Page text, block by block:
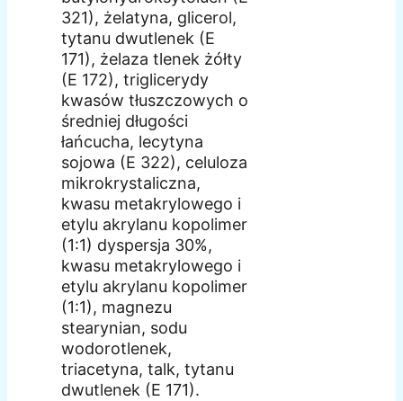
321), żelatyna, glicerol,
tytanu dwutlenek (E
171), żelaza tlenek żółty
(E 172), triglicerydy
kwasów tłuszczowych o
średniej długości
łańcucha, lecytyna
sojowa (E 322), celuloza
mikrokrystaliczna,
kwasu metakrylowego i
etylu akrylanu kopolimer
(1:1) dyspersja 30%,
kwasu metakrylowego i
etylu akrylanu kopolimer
(1:1), magnezu
stearynian, sodu
wodorotlenek,
triacetyna, talk, tytanu
dwutlenek (E 171).